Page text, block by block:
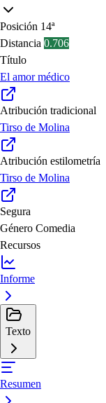
Posición 14ª
Distancia 0.706
Título
El amor médico
Atribución tradicional
Tirso de Molina
Atribución estilometría
Tirso de Molina
Segura
Género Comedia
Recursos
Informe
Texto
Resumen